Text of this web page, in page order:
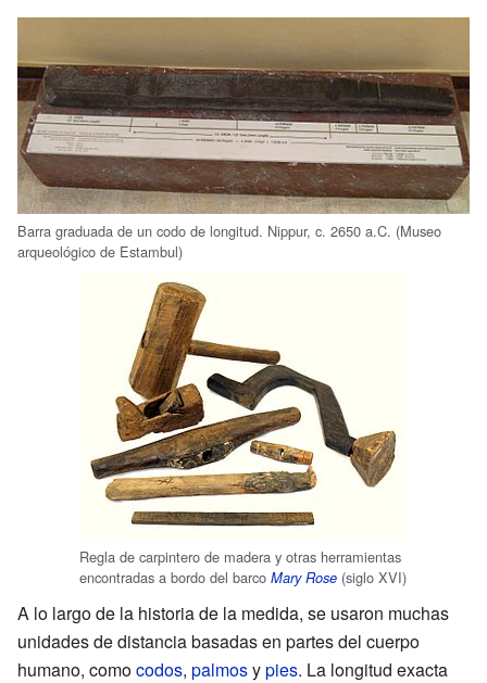
Barra graduada de un codo de longitud. Nippur, c. 2650 a.C. (Museo
arqueológico de Estambul)
Regla de carpintero de madera y otras herramientas
encontradas a bordo del barco Mary Rose (siglo XVI)
A lo largo de la historia de la medida, se usaron muchas
unidades de distancia basadas en partes del cuerpo
humano, comocodos, palmosypies. La longitud exacta